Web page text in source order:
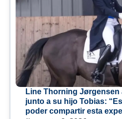
Line Thorning Jørgensen
junto a su hijo Tobias:
poder compartir esta